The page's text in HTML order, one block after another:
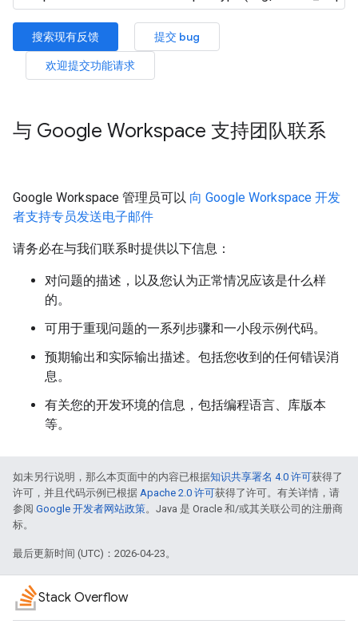
搜索现有反馈
提交 bug
欢迎提交功能请求
与 Google Workspace 支持团队联系
Google Workspace 管理员可以 向 Google Workspace 开发
者支持专员发送电子邮件
请务必在与我们联系时提供以下信息：
对问题的描述，以及您认为正常情况应该是什么样
的。
可用于重现问题的一系列步骤和一小段示例代码。
预期输出和实际输出描述。包括您收到的任何错误消
息。
有关您的开发环境的信息，包括编程语言、库版本
等。
如未另行说明，那么本页面中的内容已根据知识共享署名 4.0 许可获得了
许可，并且代码示例已根据 Apache 2.0 许可获得了许可。有关详情，请
参阅 Google 开发者网站政策。Java 是 Oracle 和/或其关联公司的注册商
标。
最后更新时间 (UTC)：2026-04-23。
Stack Overflow